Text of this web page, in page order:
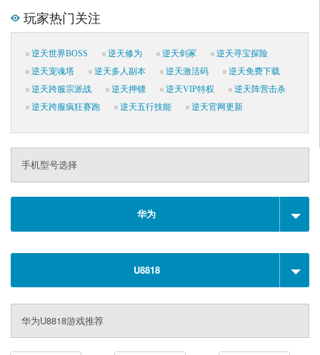
玩家热门关注
逆天世界BOSS 逆天修为 逆天剑冢
逆天寻宝探险
逆天宠魂塔
逆天多人副本 逆天激活码
逆天免费下载
逆天跨服宗派战
逆天押镖 逆天VIP特权
逆天阵营击杀
逆天跨服疯狂赛跑
逆天五行技能 逆天官网更新
手机型号选择
华为
U8818
华为U8818游戏推荐